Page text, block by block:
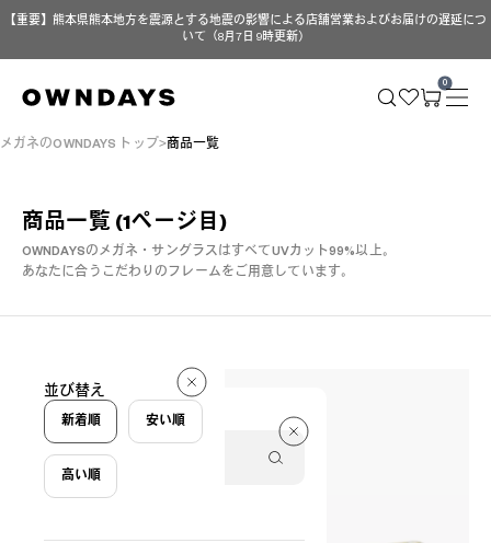
【重要】熊本県熊本地方を震源とする地震の影響による店舗営業およびお届けの遅延につ
いて（8月7日 9時更新）
0
メガネのOWNDAYS トップ 商品一覧
商品一覧(1ページ目)
OWNDAYSのメガネ・サングラスはすべてUVカット99%以上。
あなたに合うこだわりのフレームをご用意しています。
44 件
絞り込み条件
並び替え
新着順 安い順
高い順